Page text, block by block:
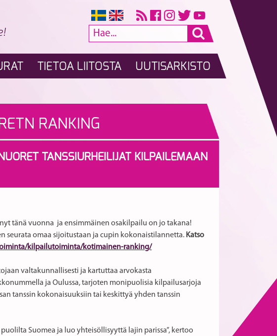
TIETOA LIITOSTA UUTISARKISTO
RANKING
TANSSIURHEILIJAT KILPAILEMAAN
tänä vuonna ja ensimmäinen osakilpailu on jo takana!
omaa sijoitustaan ja cupin kokonaistilannetta. Katso
kilpailutoiminta/kotimainen-ranking/
valtakunnallisesti ja kartuttaa arvokasta
ja Oulussa, tarjoten monipuolisia kilpailusarjoja
tanssin kokonaisuuksiin tai keskittyä yhden tanssin
Suomea ja luo yhteisöllisyyttä lajin parissa”, kertoo